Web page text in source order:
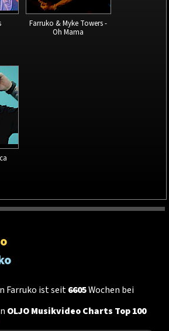
Farruko & Myke Towers -
Oh Mama
Farruko ist seit6605Wochen bei
OLJO Musikvideo Charts Top 100